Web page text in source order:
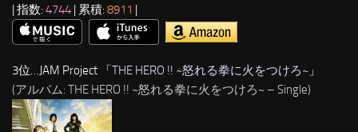
| 指数: 4744 | 累積: 8911 |
3位…JAM Project 「 THE HERO !! ~怒れる拳に火をつけろ~ 」
(アルバム: THE HERO !! ~怒れる拳に火をつけろ~ – Single)